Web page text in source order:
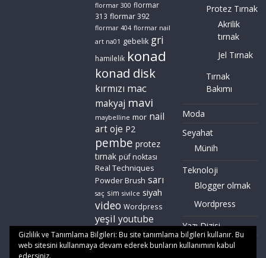
flormar 300 flormar
313 flormar 392
flormar 404 flormar nail
art na01 gebelik gri
hamilelik konad
konad disk
kırmızı mac
makyaj mavi
maybelline mor nail
artoje P2
pembe protez
tırnak püf noktası
Real Techniques
Powder Brush sarı
saç sim sivilce siyah
video Wordpress
yeşil youtube
zoeva
Protez Tırnak
Akrilik
tırnak
Jel Tırnak
Tırnak
Bakımı
Moda
Seyahat
Münih
Teknoloji
Blogger olmak
Wordpress
Yazı Dizisi
Gizlilik ve Tanımlama Bilgileri: Bu site tanımlama bilgileri kullanır. Bu
web sitesini kullanmaya devam ederek bunların kullanımını kabul
edersiniz.